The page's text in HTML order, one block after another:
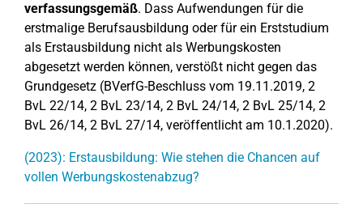
verfassungsgemäß. Dass Aufwendungen für die
erstmalige Berufsausbildung oder für ein Erststudium
als Erstausbildung nicht als Werbungskosten
abgesetzt werden können, verstößt nicht gegen das
Grundgesetz (BVerfG-Beschluss vom 19.11.2019, 2
BvL 22/14, 2 BvL 23/14, 2 BvL 24/14, 2 BvL 25/14, 2
BvL 26/14, 2 BvL 27/14, veröffentlicht am 10.1.2020).
(2023): Erstausbildung: Wie stehen die Chancen auf
vollen Werbungskostenabzug?